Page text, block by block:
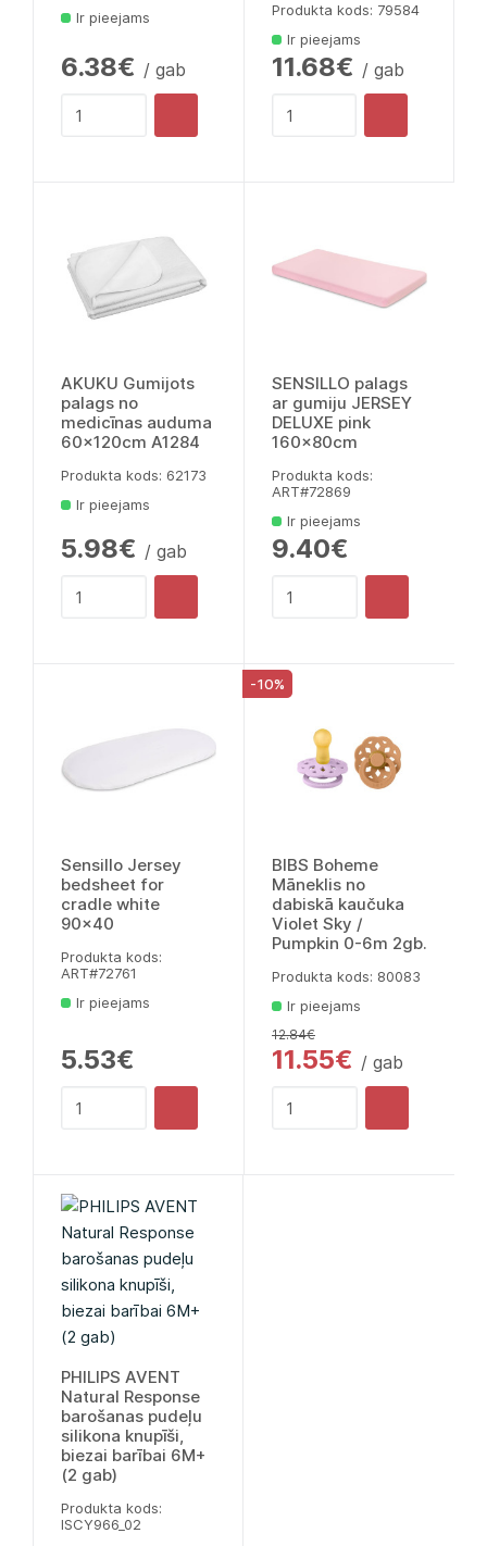
Ir pieejams
6.38€ / gab
Produkta kods: 79584
Ir pieejams
11.68€ / gab
AKUKU Gumijots
palags no
medicīnas auduma
60x120cm A1284
Produkta kods: 62173
Ir pieejams
5.98€ / gab
SENSILLO palags
ar gumiju JERSEY
DELUXE pink
160x80cm
Produkta kods:
ART#72869
Ir pieejams
9.40€
Sensillo Jersey
bedsheet for
cradle white
90x40
Produkta kods:
ART#72761
Ir pieejams
5.53€
-10%
BIBS Boheme
Māneklis no
dabiskā kaučuka
Violet Sky /
Pumpkin 0-6m 2gb.
Produkta kods: 80083
Ir pieejams
12.84€
11.55€ / gab
PHILIPS AVENT
Natural Response
barošanas pudeļu
silikona knupīši,
biezai barībai 6M+
(2 gab)
Produkta kods:
lSCY966_02